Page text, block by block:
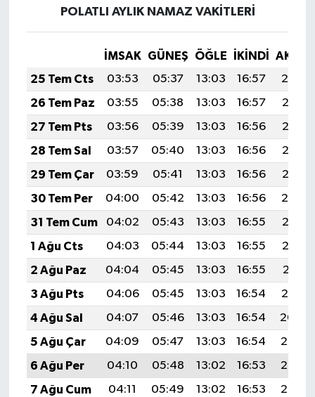
POLATLI AYLIK NAMAZ VAKITLERI
İMSAK GÜNEŞ ÖĞLE İKINDI
25 Tem Cts
03:53 05:37 13:03 16:57
20:19
26 Tem Paz
03:55 05:38 13:03 16:57
20:18
27 Tem Pts
03:56 05:39 13:03 16:56
20:17
28 Tem Sal
03:57 05:40 13:03 16:56
20:16
29 Tem Çar
03:59 05:41 13:03 16:56
20:15
30 Tem Per
04:00 05:42 13:03 16:56
20:14
31 Tem Cum
04:02 05:43 13:03 16:55
20:13
1 Ağu Cts
04:03 05:44 13:03 16:55
20:12
2 Ağu Paz
04:04 05:45 13:03 16:55
20:11
3 Ağu Pts
04:06 05:45 13:03 16:54
20:10
4 Ağu Sal
04:07 05:46 13:03 16:54
20:09
5 Ağu Çar
04:09 05:47 13:03 16:54
20:08
6 Ağu Per
04:10 05:48 13:02 16:53
20:07
7 Ağu Cum
04:11 05:49 13:02 16:53
20:06